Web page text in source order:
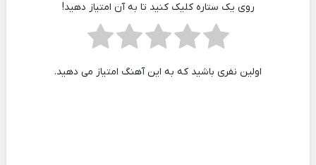
روی یک ستاره کلیک کنید تا به آن امتیاز دهید!
اولین نفری باشید که به این آهنگ امتیاز می دهید.